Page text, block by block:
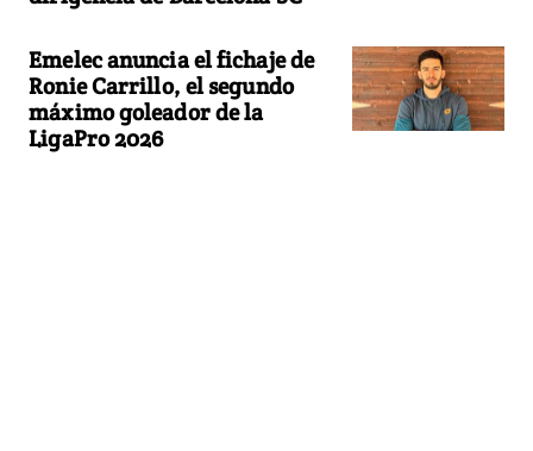
Emelec anuncia el fichaje de
Ronie Carrillo, el segundo
máximo goleador de la
LigaPro 2026